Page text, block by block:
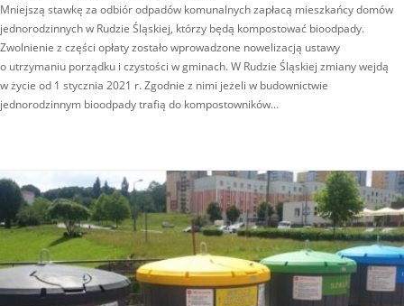
Mniejszą stawkę za odbiór odpadów komunalnych zapłacą mieszkańcy domów
jednorodzinnych w Rudzie Śląskiej, którzy będą kompostować bioodpady.
Zwolnienie z części opłaty zostało wprowadzone nowelizacją ustawy
o utrzymaniu porządku i czystości w gminach. W Rudzie Śląskiej zmiany wejdą
w życie od 1 stycznia 2021 r. Zgodnie z nimi jeżeli w budownictwie
jednorodzinnym bioodpady trafią do kompostowników…